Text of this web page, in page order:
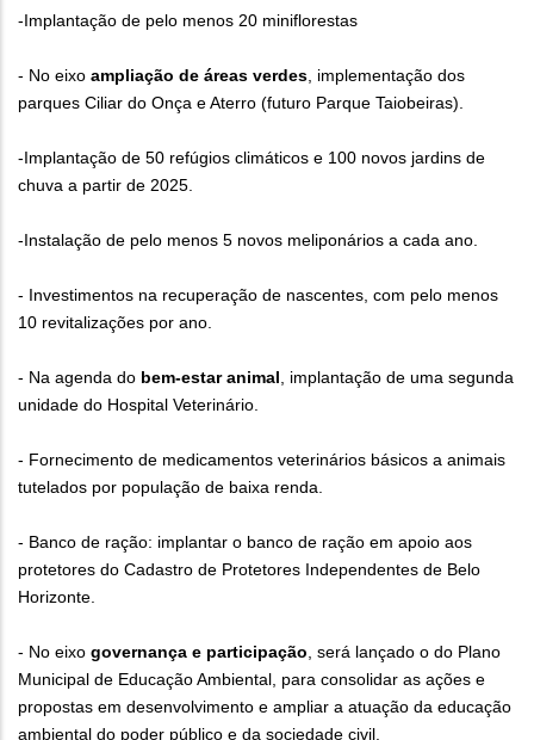
-Implantação de pelo menos 20 miniflorestas
- No eixo ampliação de áreas verdes, implementação dos
parques Ciliar do Onça e Aterro (futuro Parque Taiobeiras).
-Implantação de 50 refúgios climáticos e 100 novos jardins de
chuva a partir de 2025.
-Instalação de pelo menos 5 novos meliponários a cada ano.
- Investimentos na recuperação de nascentes, com pelo menos
10 revitalizações por ano.
- Na agenda do bem-estar animal, implantação de uma segunda
unidade do Hospital Veterinário.
- Fornecimento de medicamentos veterinários básicos a animais
tutelados por população de baixa renda.
- Banco de ração: implantar o banco de ração em apoio aos
protetores do Cadastro de Protetores Independentes de Belo
Horizonte.
- No eixo governança e participação, será lançado o do Plano
Municipal de Educação Ambiental, para consolidar as ações e
propostas em desenvolvimento e ampliar a atuação da educação
ambiental do poder público e da sociedade civil.